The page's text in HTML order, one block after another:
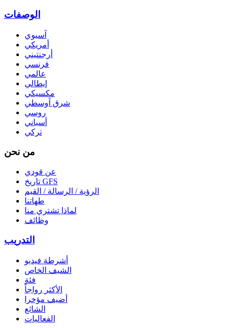
الوصفات
آسيوي
أمريكي
أرجنتيني
فرنسي
عالمي
إيطالي
مكسيكي
شرق آوسطي
روسي
أسباني
تركي
من نحن
عن قودي
تاريخ GFS
الرؤية / الرسالة / القيم
طهاتنا
لماذا تشتري منا
وظائف
التدريب
أشرطة فيديو
الشيف الخاص
فئة
الأكثر رواجاً
أضيف مؤخرا
الشائع
الفعاليات